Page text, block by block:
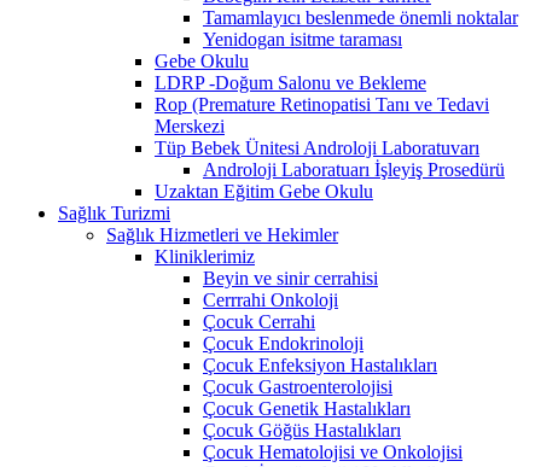
Tamamlayıcı beslenmede önemli noktalar
Yenidogan isitme taraması
Gebe Okulu
LDRP -Doğum Salonu ve Bekleme
Rop (Premature Retinopatisi Tanı ve Tedavi
Merskezi
Tüp Bebek Ünitesi Androloji Laboratuvarı
Androloji Laboratuarı İşleyiş Prosedürü
Uzaktan Eğitim Gebe Okulu
Sağlık Turizmi
Sağlık Hizmetleri ve Hekimler
Kliniklerimiz
Beyin ve sinir cerrahisi
Cerrrahi Onkoloji
Çocuk Cerrahi
Çocuk Endokrinoloji
Çocuk Enfeksiyon Hastalıkları
Çocuk Gastroenterolojisi
Çocuk Genetik Hastalıkları
Çocuk Göğüs Hastalıkları
Çocuk Hematolojisi ve Onkolojisi